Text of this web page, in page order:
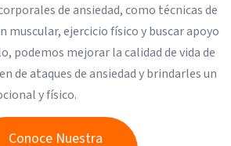
de ansiedad, como técnicas de
muscular, ejercicio físico y buscar apoyo
podemos mejorar la calidad de vida de
de ataques de ansiedad y brindarles un
y físico.
Conoce Nuestra